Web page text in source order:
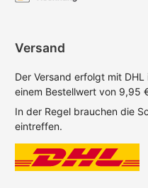
Versand
Der Versand erfolgt mit
einem Bestellwert von 9,95
In der Regel brauchen die
eintreffen.